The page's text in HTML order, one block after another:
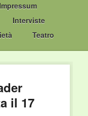
Interviste
Teatro
il 17